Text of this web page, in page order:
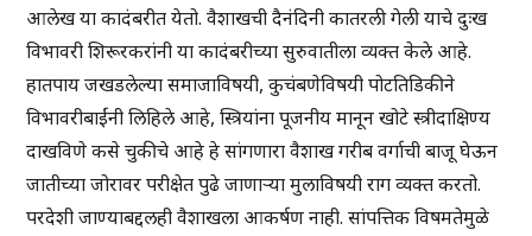
आलेख या कादंबरीत येतो. वैशाखची दैनंदिनी कातरली गेली याचे दुःख
विभावरी शिरूरकरांनी या कादंबरीच्या सुरुवातीला व्यक्त केले आहे.
हातपाय जखडलेल्या समाजाविषयी, कुचंबणेविषयी पोटतिडिकीने
विभावरीबाईंनी लिहिले आहे, स्त्रियांना पूजनीय मानून खोटे स्त्रीदाक्षिण्य
दाखविणे कसे चुकीचे आहे हे सांगणारा वैशाख गरीब वर्गाची बाजू घेऊन
जातीच्या जोरावर परीक्षेत पुढे जाणाऱ्या मुलाविषयी राग व्यक्त करतो.
परदेशी जाण्याबद्दलही वैशाखला आकर्षण नाही. सांपत्तिक विषमतेमुळे